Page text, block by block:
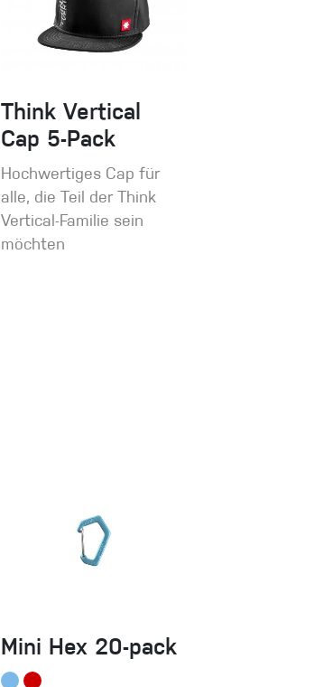
Think Vertical
Cap 5-Pack
Hochwertiges Cap für
alle, die Teil der Think
Vertical-Familie sein
möchten
Mini Hex 20-pack